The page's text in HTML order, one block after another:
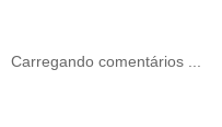
Carregando comentários ...